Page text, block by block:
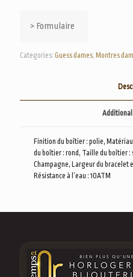
> Formulaire
Categories: Guess dames, Montres
Finition du boîtier : polie,
du boîtier : rond, Taille du boîtier :
Champagne, Largeur du bracelet
Résistance à l’eau : 10ATM